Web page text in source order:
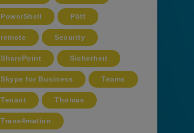
PowerShell Pött
remote Security
SharePoint Sicherheit
Skype for Business Teams
Tenant Thomas
Trans4mation